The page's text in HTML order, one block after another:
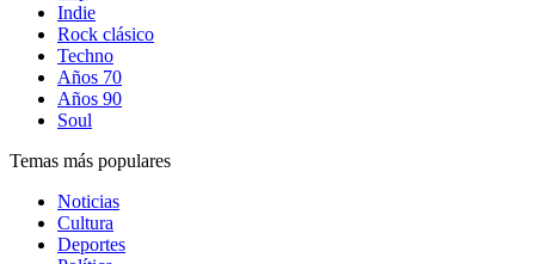
Indie
Rock clásico
Techno
Años 70
Años 90
Soul
Temas más populares
Noticias
Cultura
Deportes